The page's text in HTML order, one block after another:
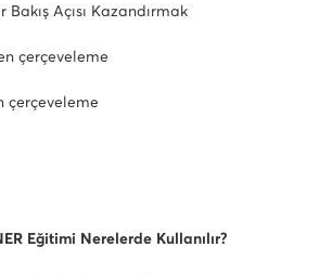
Açısı Kazandırmak
çerçeveleme
çerçeveleme
Eğitimi Nerelerde Kullanılır?